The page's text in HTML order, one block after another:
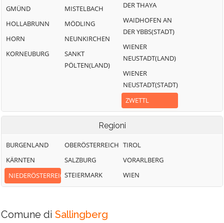
GMÜND
HOLLABRUNN
HORN
KORNEUBURG
MISTELBACH
MÖDLING
NEUNKIRCHEN
SANKT
PÖLTEN(LAND)
DER THAYA
WAIDHOFEN AN
DER YBBS(STADT)
WIENER
NEUSTADT(LAND)
WIENER
NEUSTADT(STADT)
ZWETTL
Regioni
BURGENLAND
KÄRNTEN
NIEDERÖSTERREICH
OBERÖSTERREICH
SALZBURG
STEIERMARK
TIROL
VORARLBERG
WIEN
Comune di Sallingberg